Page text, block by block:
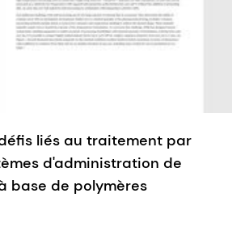
liés au traitement par
d'administration de
à base de polymères